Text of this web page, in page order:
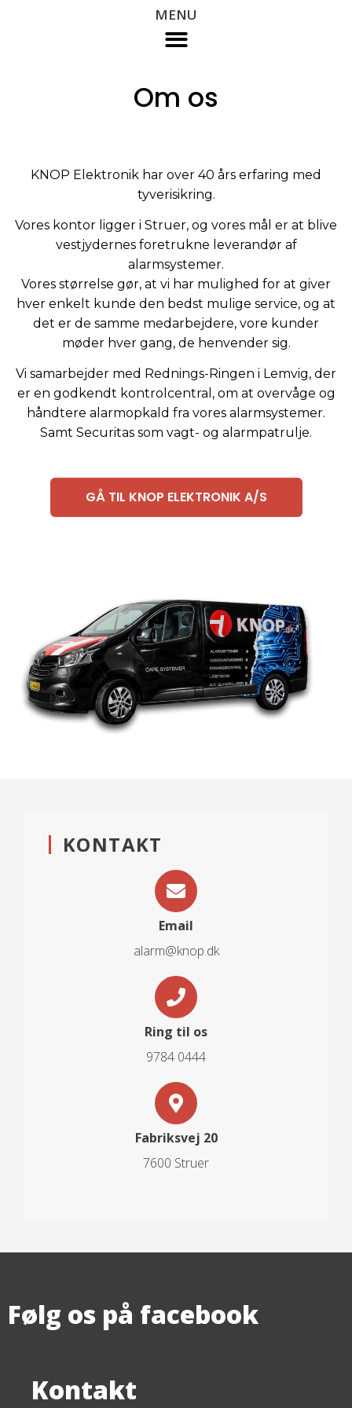
MENU
Om os
KNOP Elektronik har over 40 års erfaring med
tyverisikring.
Vores kontor ligger i Struer, og vores mål er at blive
vestjydernes foretrukne leverandør af
alarmsystemer.
Vores størrelse gør, at vi har mulighed for at giver
hver enkelt kunde den bedst mulige service, og at
det er de samme medarbejdere, vore kunder
møder hver gang, de henvender sig.
Vi samarbejder med Rednings-Ringen i Lemvig, der
er en godkendt kontrolcentral, om at overvåge og
håndtere alarmopkald fra vores alarmsystemer.
Samt Securitas som vagt- og alarmpatrulje.
GÅ TIL KNOP ELEKTRONIK A/S
KONTAKT
Email
alarm@knop.dk
Ring til os
9784 0444
Fabriksvej 20
7600 Struer
Følg os på facebook
Kontakt